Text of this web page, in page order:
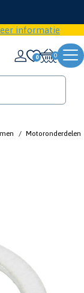
informatie
0
/ Motoronderdelen